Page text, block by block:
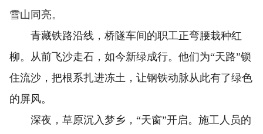
雪山同亮。
青藏铁路沿线，桥隧车间的职工正弯腰栽种红
柳。从前飞沙走石，如今新绿成行。他们为“天路”锁
住流沙，把根系扎进冻土，让钢铁动脉从此有了绿色
的屏风。
深夜，草原沉入梦乡，“天窗”开启。施工人员的